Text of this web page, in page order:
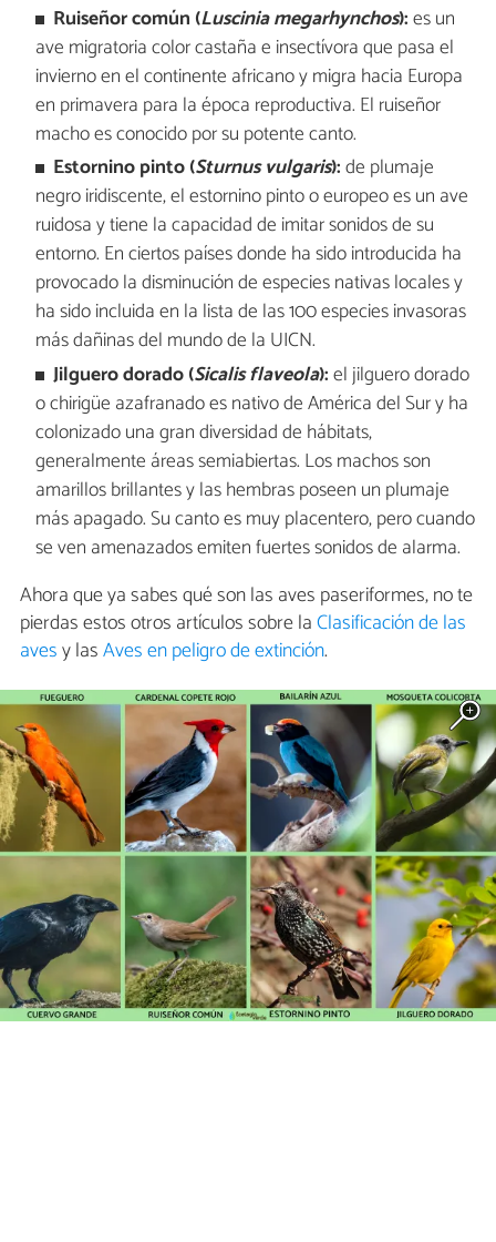
Ruiseñor común (Luscinia megarhynchos):es un
ave migratoria color castaña e insectívora que pasa el
invierno en el continente africano y migra hacia Europa
en primavera para la época reproductiva. El ruiseñor
macho es conocido por su potente canto.
Estornino pinto (Sturnus vulgaris):de plumaje
negro iridiscente, el estornino pinto o europeo es un ave
ruidosa y tiene la capacidad de imitar sonidos de su
entorno. En ciertos países donde ha sido introducida ha
provocado la disminución de especies nativas locales y
ha sido incluida en la lista de las 100 especies invasoras
más dañinas del mundo de la UICN.
Jilguero dorado (Sicalis flaveola):el jilguero dorado
o chirigüe azafranado es nativo de América del Sur y ha
colonizado una gran diversidad de hábitats,
generalmente áreas semiabiertas. Los machos son
amarillos brillantes y las hembras poseen un plumaje
más apagado. Su canto es muy placentero, pero cuando
se ven amenazados emiten fuertes sonidos de alarma.
Ahora que ya sabes qué son las aves paseriformes, no te
pierdas estos otros artículos sobre laClasificación de las
avesy lasAves en peligro de extinción.